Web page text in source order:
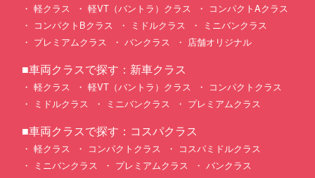
軽クラス 軽VT（バントラ）クラス
コンパクトAクラス
コンパクトBクラス
ミドルクラス
ミニバンクラス
プレミアムクラス
バンクラス 店舗オリジナル
■車両クラスで探す：新車クラス
軽クラス 軽VT（バントラ）クラス
コンパクトクラス
ミドルクラス
ミニバンクラス プレミアムクラス
■車両クラスで探す：コスパクラス
軽クラス コンパクトクラス
コスパミドルクラス
ミニバンクラス
プレミアムクラス バンクラス